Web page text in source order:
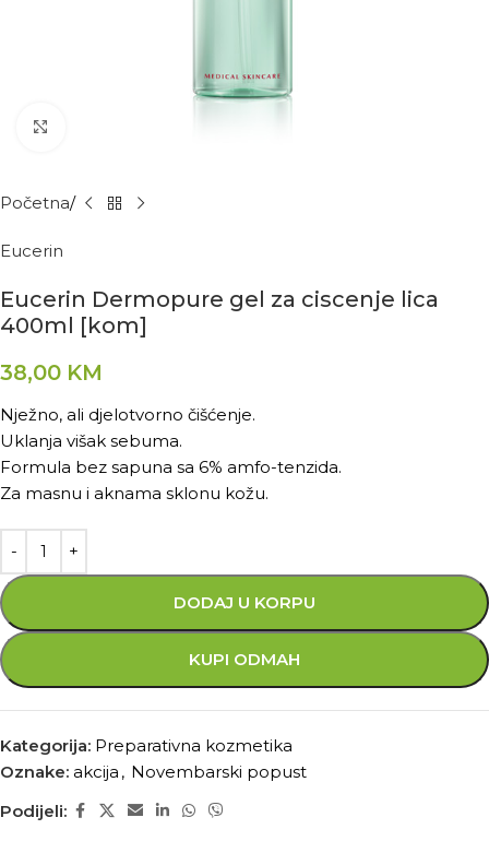
Početna
Eucerin
Eucerin Dermopure gel za ciscenje lica
400ml [kom]
38,00 KM
Nježno, ali djelotvorno čišćenje.
Uklanja višak sebuma.
Formula bez sapuna sa 6% amfo-tenzida.
Za masnu i aknama sklonu kožu.
DODAJ U KORPU
KUPI ODMAH
Kategorija: Preparativna kozmetika
Oznake: akcija , Novembarski popust
Podijeli: